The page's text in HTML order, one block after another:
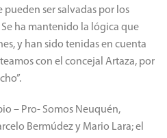
ser salvadas por los
ha mantenido la lógica que
y han sido tenidas en cuenta
con el concejal Artaza, por
– Pro- Somos Neuquén,
Bermúdez y Mario Lara; el